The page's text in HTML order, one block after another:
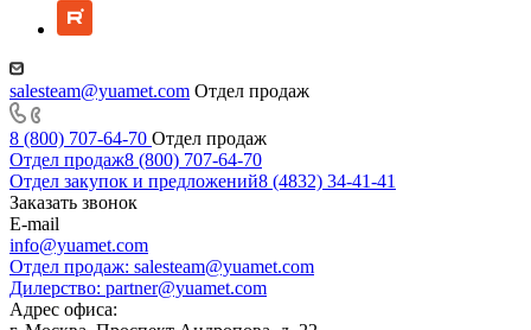
salesteam@yuamet.com Отдел продаж
8 (800) 707-64-70 Отдел продаж
Отдел продаж8 (800) 707-64-70
Отдел закупок и предложений8 (4832) 34-41-41
Заказать звонок
E-mail
info@yuamet.com
Отдел продаж: salesteam@yuamet.com
Дилерство: partner@yuamet.com
Адрес офиса: